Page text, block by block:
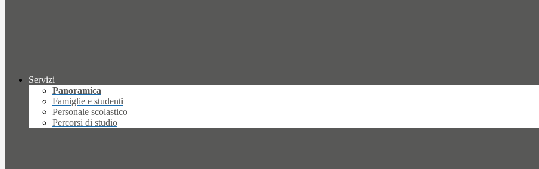
Servizi
Panoramica
Famiglie e studenti
Personale scolastico
Percorsi di studio